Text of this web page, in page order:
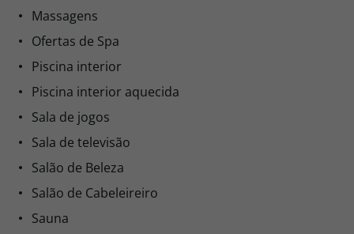
Massagens
Ofertas de Spa
Piscina interior
Piscina interior aquecida
Sala de jogos
Sala de televisão
Salão de Beleza
Salão de Cabeleireiro
Sauna